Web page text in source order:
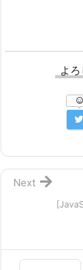
よ
Next